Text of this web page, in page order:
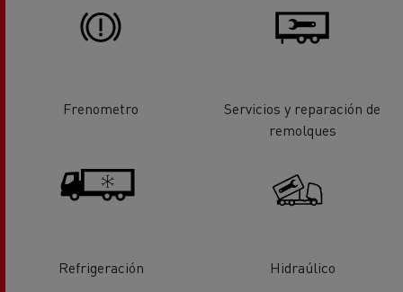
Frenometro
Servicios y reparación de
remolques
Refrigeración Hidraúlico